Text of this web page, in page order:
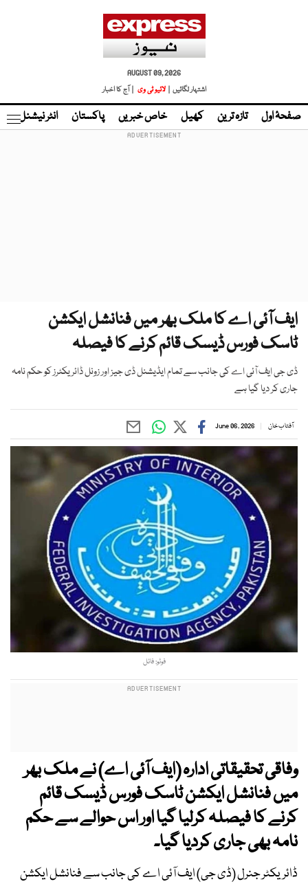
AUGUST 09, 2026
اشتہار لگائیں |
لائیو ٹی وی | آج کا اخبار
صفحۂ اول تازہ ترین کھیل خاص خبریں پاکستان انٹر نیشنل
ایف آئی اے کا ملک بھر میں فنانشل ایکشن
ٹاسک فورس ڈیسک قائم کرنے کا فیصلہ
ڈی جی ایف آئی اے کی جانب سے تمام ایڈیشنل ڈی جیز اور زونل ڈائریکٹرز کو حکم نامہ
جاری کر دیا گیا ہے
آفتاب خان June 06, 2026
فوٹو: فائل
وفاقی تحقیقاتی ادارہ (ایف آئی اے) نے ملک بھر
میں فنانشل ایکشن ٹاسک فورس ڈیسک قائم
کرنے کا فیصلہ کرلیا گیا اور اس حوالے سے حکم
نامہ بھی جاری کردیا گیا۔
ڈائریکٹر جنرل (ڈی جی) ایف آئی اے کی جانب سے فنانشل ایکشن